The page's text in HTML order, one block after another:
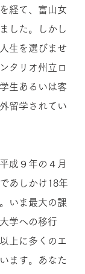
経て、富山女
した。しかし
生を選びませ
タリオ州立ロ
生あるいは客
留学されてい
成９年の４月
あしかけ18年
いま最大の課
学への移行
上に多くのエ
ます。あなた